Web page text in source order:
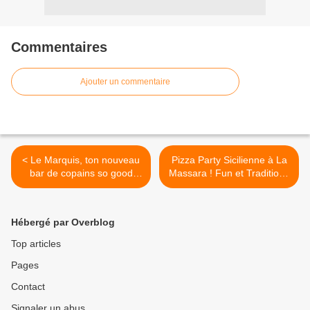
Commentaires
Ajouter un commentaire
< Le Marquis, ton nouveau
bar de copains so good
vibes !
Pizza Party Sicilienne à La
Massara ! Fun et Tradition !
>
Hébergé par Overblog
Top articles
Pages
Contact